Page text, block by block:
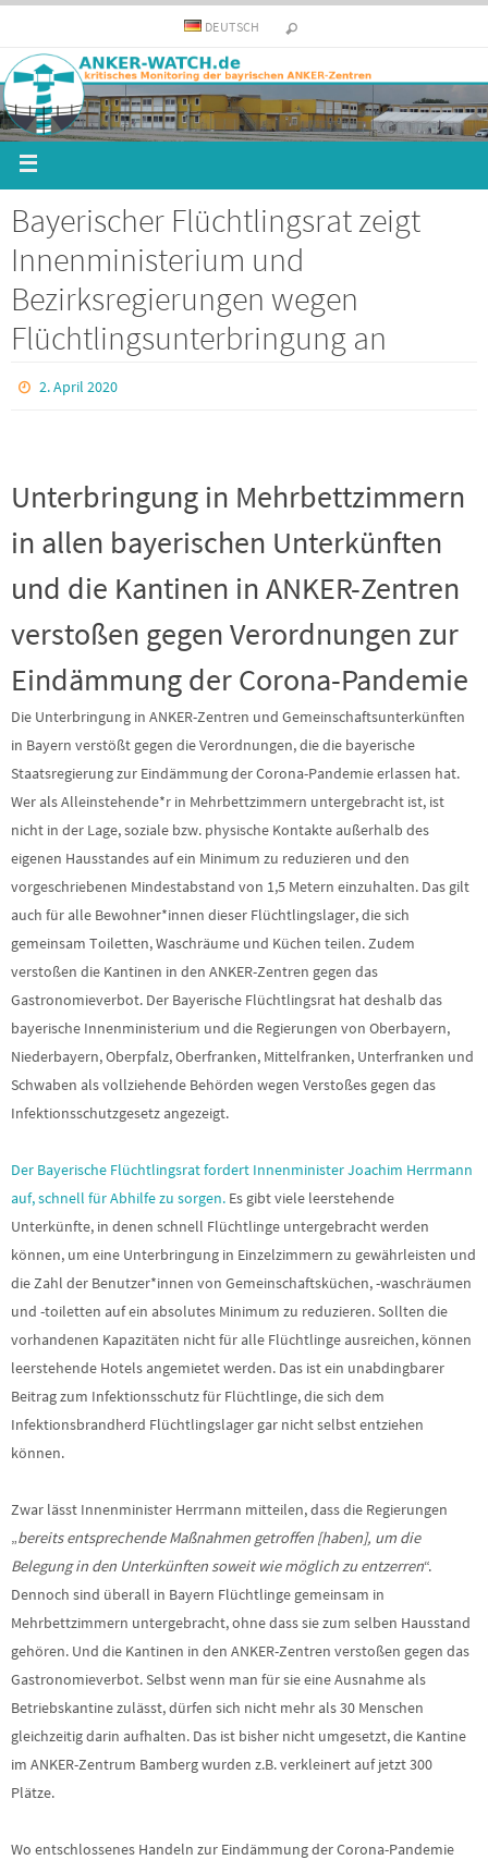
DEUTSCH
Bayerischer Flüchtlingsrat zeigt
Innenministerium und
Bezirksregierungen wegen
Flüchtlingsunterbringung an
2. April 2020
Unterbringung in Mehrbettzimmern
in allen bayerischen Unterkünften
und die Kantinen in ANKER-Zentren
verstoßen gegen Verordnungen zur
Eindämmung der Corona-Pandemie
Die Unterbringung in ANKER-Zentren und Gemeinschaftsunterkünften
in Bayern verstößt gegen die Verordnungen, die die bayerische
Staatsregierung zur Eindämmung der Corona-Pandemie erlassen hat.
Wer als Alleinstehende*r in Mehrbettzimmern untergebracht ist, ist
nicht in der Lage, soziale bzw. physische Kontakte außerhalb des
eigenen Hausstandes auf ein Minimum zu reduzieren und den
vorgeschriebenen Mindestabstand von 1,5 Metern einzuhalten. Das gilt
auch für alle Bewohner*innen dieser Flüchtlingslager, die sich
gemeinsam Toiletten, Waschräume und Küchen teilen. Zudem
verstoßen die Kantinen in den ANKER-Zentren gegen das
Gastronomieverbot. Der Bayerische Flüchtlingsrat hat deshalb das
bayerische Innenministerium und die Regierungen von Oberbayern,
Niederbayern, Oberpfalz, Oberfranken, Mittelfranken, Unterfranken und
Schwaben als vollziehende Behörden wegen Verstoßes gegen das
Infektionsschutzgesetz angezeigt.
Der Bayerische Flüchtlingsrat fordert Innenminister Joachim Herrmann
auf, schnell für Abhilfe zu sorgen. Es gibt viele leerstehende
Unterkünfte, in denen schnell Flüchtlinge untergebracht werden
können, um eine Unterbringung in Einzelzimmern zu gewährleisten und
die Zahl der Benutzer*innen von Gemeinschaftsküchen, -waschräumen
und -toiletten auf ein absolutes Minimum zu reduzieren. Sollten die
vorhandenen Kapazitäten nicht für alle Flüchtlinge ausreichen, können
leerstehende Hotels angemietet werden. Das ist ein unabdingbarer
Beitrag zum Infektionsschutz für Flüchtlinge, die sich dem
Infektionsbrandherd Flüchtlingslager gar nicht selbst entziehen
können.
Zwar lässt Innenminister Herrmann mitteilen, dass die Regierungen
„bereits entsprechende Maßnahmen getroffen [haben], um die
Belegung in den Unterkünften soweit wie möglich zu entzerren“.
Dennoch sind überall in Bayern Flüchtlinge gemeinsam in
Mehrbettzimmern untergebracht, ohne dass sie zum selben Hausstand
gehören. Und die Kantinen in den ANKER-Zentren verstoßen gegen das
Gastronomieverbot. Selbst wenn man für sie eine Ausnahme als
Betriebskantine zulässt, dürfen sich nicht mehr als 30 Menschen
gleichzeitig darin aufhalten. Das ist bisher nicht umgesetzt, die Kantine
im ANKER-Zentrum Bamberg wurden z.B. verkleinert auf jetzt 300
Plätze.
Wo entschlossenes Handeln zur Eindämmung der Corona-Pandemie